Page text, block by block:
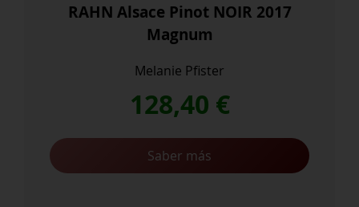
RAHN Alsace Pinot NOIR 2017
Magnum
Melanie Pfister
128,40 €
Saber más